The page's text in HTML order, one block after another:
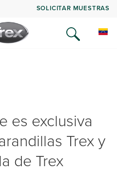
SOLICITAR MUESTRAS
es exclusiva
Trex y
de Trex